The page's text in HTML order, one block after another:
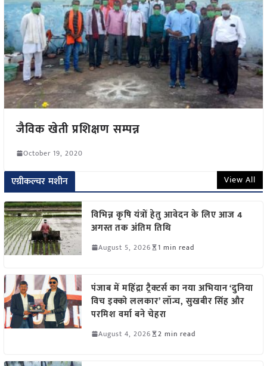
जैविक खेती प्रशिक्षण सम्पन्न
October 19, 2020
एग्रीकल्चर मशीन View All
विभिन्न कृषि यंत्रों हेतु आवेदन के लिए आज 4
अगस्त तक अंतिम तिथि
August 5, 2026 1 min read
पंजाब में महिंद्रा ट्रैक्टर्स का नया अभियान ‘दुनिया
विच इक्को ललकार’ लॉन्च, सुखबीर सिंह और
परमिश वर्मा बने चेहरा
August 4, 2026 2 min read